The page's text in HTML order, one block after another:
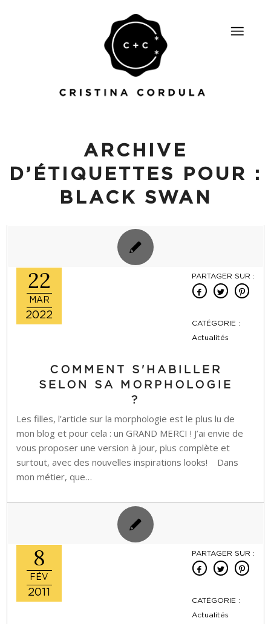
ARCHIVE
D’ÉTIQUETTES POUR :
BLACK SWAN
22
MAR
2022
PARTAGER SUR :
CATÉGORIE :
Actualités
COMMENT S'HABILLER
SELON SA MORPHOLOGIE
?
Les filles, l’article sur la morphologie est le plus lu de
mon blog et pour cela : un GRAND MERCI ! J’ai envie de
vous proposer une version à jour, plus complète et
surtout, avec des nouvelles inspirations looks! Dans
mon métier, que…
8
FÉV
2011
PARTAGER SUR :
CATÉGORIE :
Actualités